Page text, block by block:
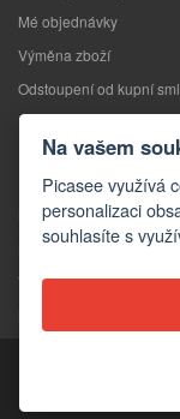
Mé objednávky
Výměna zboží
Odstoupení od kupní
Reklamace
KONTAKTY
Kontakty
Kontaktní formulář
Velkoobchod
Na vašem
Picasee využívá
personalizaci
souhlasíte s